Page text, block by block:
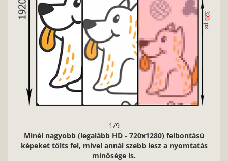
1/9
Minél nagyobb (legalább HD - 720x1280) felbontású
képeket tölts fel, mivel annál szebb lesz a nyomtatás
minősége is.